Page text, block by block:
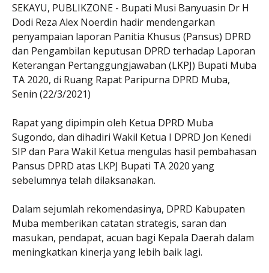
SEKAYU, PUBLIKZONE - Bupati Musi Banyuasin Dr H
Dodi Reza Alex Noerdin hadir mendengarkan
penyampaian laporan Panitia Khusus (Pansus) DPRD
dan Pengambilan keputusan DPRD terhadap Laporan
Keterangan Pertanggungjawaban (LKPJ) Bupati Muba
TA 2020, di Ruang Rapat Paripurna DPRD Muba,
Senin (22/3/2021)
Rapat yang dipimpin oleh Ketua DPRD Muba
Sugondo, dan dihadiri Wakil Ketua I DPRD Jon Kenedi
SIP dan Para Wakil Ketua mengulas hasil pembahasan
Pansus DPRD atas LKPJ Bupati TA 2020 yang
sebelumnya telah dilaksanakan.
Dalam sejumlah rekomendasinya, DPRD Kabupaten
Muba memberikan catatan strategis, saran dan
masukan, pendapat, acuan bagi Kepala Daerah dalam
meningkatkan kinerja yang lebih baik lagi.